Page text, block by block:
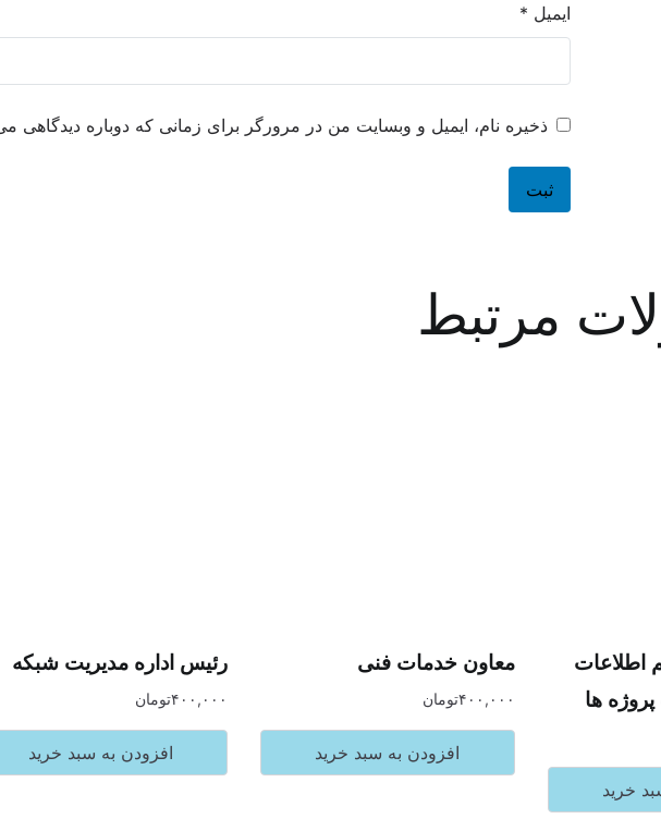
ایمیل *
ذخیره نام، ایمیل و وبسایت من در مرورگر برای زمانی که دوباره دیدگاهی
مرتبط
اطلاعات
ها
خرید
معاون خدمات فنی
۴۰۰,۰۰۰تومان
افزودن به سبد خرید
رئیس اداره مدیریت شبکه
۴۰۰,۰۰۰تومان
افزودن به سبد خرید